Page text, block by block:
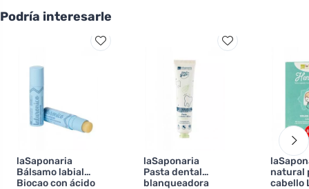
Podría interesarle
laSaponaria
Bálsamo labial
Biocao con ácido
laSaponaria
Pasta dental
blanqueadora
natural
cabello